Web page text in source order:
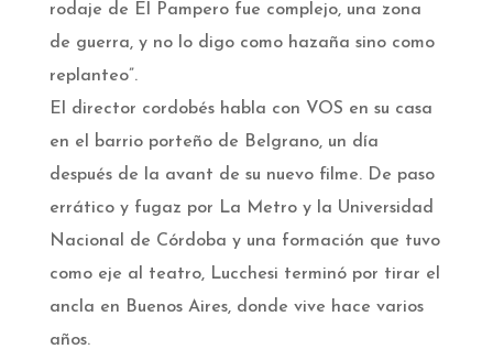
rodaje de El Pampero fue complejo, una zona
de guerra, y no lo digo como hazaña sino como
replanteo”.
El director cordobés habla con VOS en su casa
en el barrio porteño de Belgrano, un día
después de la avant de su nuevo filme. De paso
errático y fugaz por La Metro y la Universidad
Nacional de Córdoba y una formación que tuvo
como eje al teatro, Lucchesi terminó por tirar el
ancla en Buenos Aires, donde vive hace varios
años.